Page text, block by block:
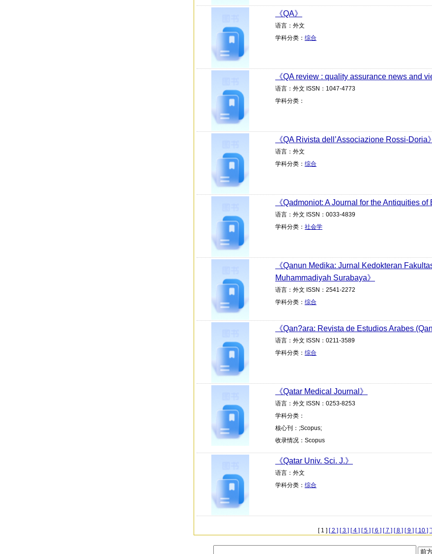
《QA》
语言：外文
学科分类： 综合
《QA review : quality assurance news and
语言：外文 ISSN：1047-4773
学科分类：
《QA Rivista dell’Associazione Rossi-Doria》
语言：外文
学科分类： 综合
《Qadmoniot: A Journal for the Antiquities
语言：外文 ISSN：0033-4839
学科分类： 社会学
《Qanun Medika: Jurnal Kedokteran
Muhammadiyah Surabaya》
语言：外文 ISSN：2541-2272
学科分类： 综合
《Qan?ara: Revista de Estudios Arabes
语言：外文 ISSN：0211-3589
学科分类： 综合
《Qatar Medical Journal》
语言：外文 ISSN：0253-8253
学科分类：
核心刊：;Scopus;
收录情况：Scopus
《Qatar Univ. Sci. J.》
语言：外文
学科分类： 综合
[ 1 ] [ 2 ] [ 3 ] [ 4 ] [ 5 ] [ 6 ] [ 7 ] [ 8 ] [ 9 ] [ 10 ]